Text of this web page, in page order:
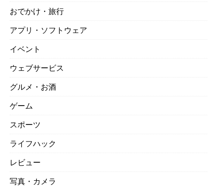
おでかけ・旅行
アプリ・ソフトウェア
イベント
ウェブサービス
グルメ・お酒
ゲーム
スポーツ
ライフハック
レビュー
写真・カメラ